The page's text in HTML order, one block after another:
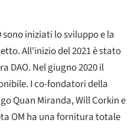
iniziati lo sviluppo e la
All'inizio del 2021 è stato
DAO. Nel giugno 2020 il
I co-fondatori della
Quan Miranda, Will Corkin e
OM ha una fornitura totale